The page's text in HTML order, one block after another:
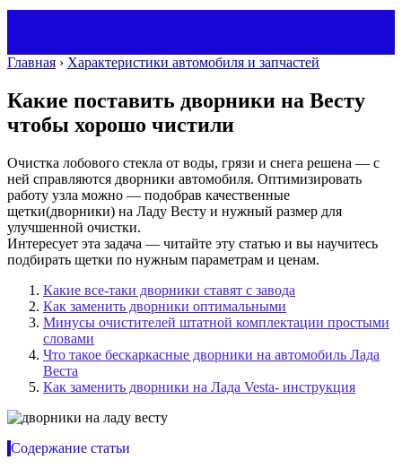
Главная › Характеристики автомобиля и запчастей
Какие поставить дворники на Весту
чтобы хорошо чистили
Очистка лобового стекла от воды, грязи и снега решена — с
ней справляются дворники автомобиля. Оптимизировать
работу узла можно — подобрав качественные
щетки(дворники) на Ладу Весту и нужный размер для
улучшенной очистки.
Интересует эта задача — читайте эту статью и вы научитесь
подбирать щетки по нужным параметрам и ценам.
Какие все-таки дворники ставят с завода
Как заменить дворники оптимальными
Минусы очистителей штатной комплектации простыми
словами
Что такое бескаркасные дворники на автомобиль Лада
Веста
Как заменить дворники на Лада Vesta- инструкция
Содержание статьи